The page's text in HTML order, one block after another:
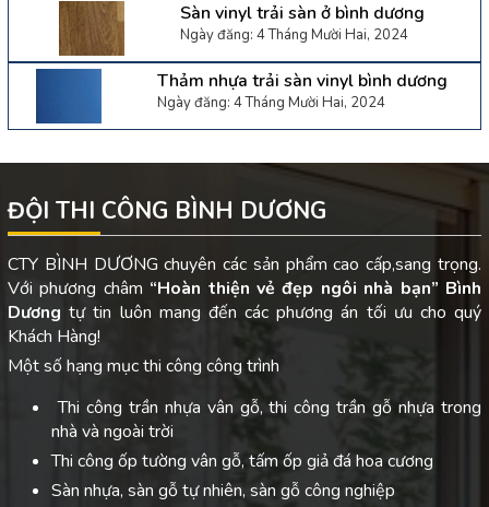
Sàn vinyl trải sàn ở bình dương
Ngày đăng: 4 Tháng Mười Hai, 2024
Thảm nhựa trải sàn vinyl bình dương
Ngày đăng: 4 Tháng Mười Hai, 2024
ĐỘI THI CÔNG BÌNH DƯƠNG
CTY BÌNH DƯƠNG chuyên các sản phẩm cao cấp,sang trọng.
Với phương châm “Hoàn thiện vẻ đẹp ngôi nhà bạn” Bình
Dươngtự tin luôn mang đến các phương án tối ưu cho quý
Khách Hàng!
Một số hạng mục thi công công trình
Thi công trần nhựa vân gỗ, thi công trần gỗ nhựa trong
nhà và ngoài trời
Thi công ốp tường vân gỗ, tấm ốp giả đá hoa cương
Sàn nhựa, sàn gỗ tự nhiên, sàn gỗ công nghiệp